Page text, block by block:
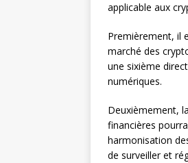
applicable aux
Premièrement, il
marché des
une sixième
numériques.
Deuxièmement,
financières
harmonisation
de surveiller et